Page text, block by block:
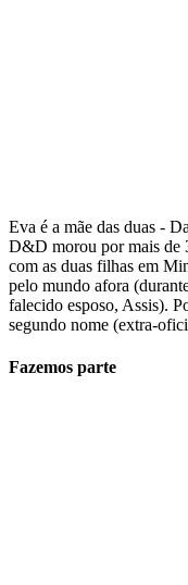
Eva é a mãe das duas -
D&D morou por mais de
com as duas filhas em
pelo mundo afora
falecido esposo, Assis).
segundo nome (extra-
Fazemos parte